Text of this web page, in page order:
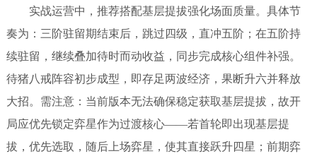
实战运营中，推荐搭配基层提拔强化场面质量。具体节
奏为：三阶驻留期结束后，跳过四级，直冲五阶；在五阶持
续驻留，继续叠加待时而动收益，同步完成核心组件补强。
待猪八戒阵容初步成型，即存足两波经济，果断升六并释放
大招。需注意：当前版本无法确保稳定获取基层提拔，故开
局应优先锁定弈星作为过渡核心——若首轮即出现基层提
拔，优先选取，随后上场弈星，使其直接跃升四星；前期弈